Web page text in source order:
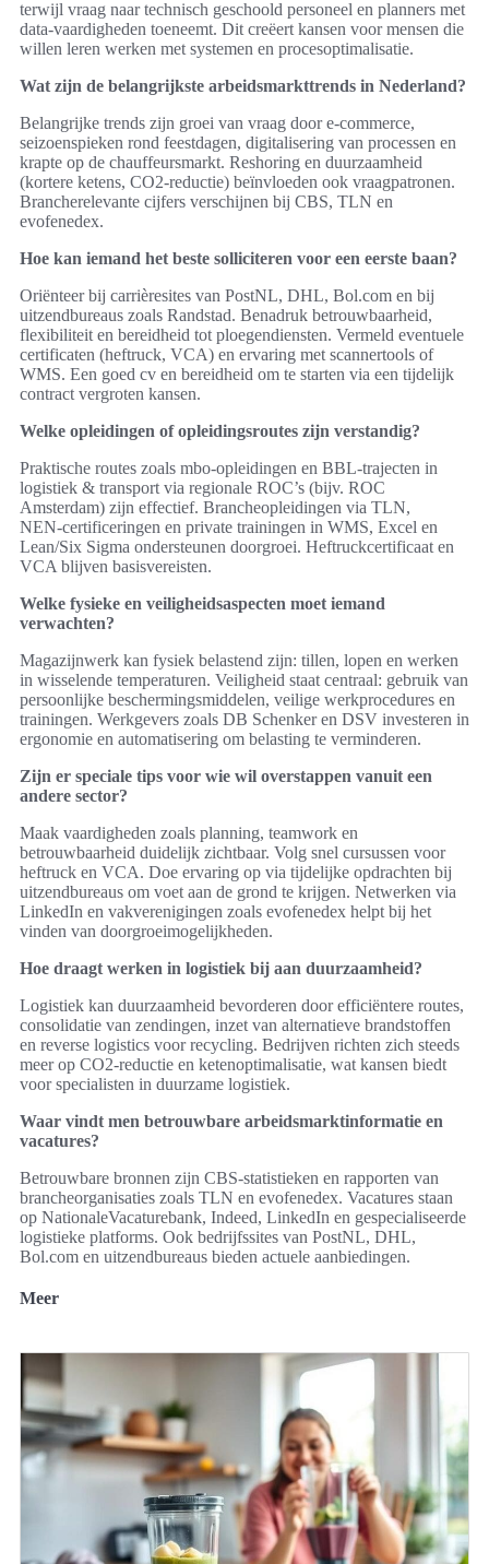
terwijl vraag naar technisch geschoold personeel en planners met
data‑vaardigheden toeneemt. Dit creëert kansen voor mensen die
willen leren werken met systemen en procesoptimalisatie.
Wat zijn de belangrijkste arbeidsmarkttrends in Nederland?
Belangrijke trends zijn groei van vraag door e‑commerce,
seizoenspieken rond feestdagen, digitalisering van processen en
krapte op de chauffeursmarkt. Reshoring en duurzaamheid
(kortere ketens, CO2‑reductie) beïnvloeden ook vraagpatronen.
Brancherelevante cijfers verschijnen bij CBS, TLN en
evofenedex.
Hoe kan iemand het beste solliciteren voor een eerste baan?
Oriënteer bij carrièresites van PostNL, DHL, Bol.com en bij
uitzendbureaus zoals Randstad. Benadruk betrouwbaarheid,
flexibiliteit en bereidheid tot ploegendiensten. Vermeld eventuele
certificaten (heftruck, VCA) en ervaring met scannertools of
WMS. Een goed cv en bereidheid om te starten via een tijdelijk
contract vergroten kansen.
Welke opleidingen of opleidingsroutes zijn verstandig?
Praktische routes zoals mbo‑opleidingen en BBL‑trajecten in
logistiek & transport via regionale ROC’s (bijv. ROC
Amsterdam) zijn effectief. Brancheopleidingen via TLN,
NEN‑certificeringen en private trainingen in WMS, Excel en
Lean/Six Sigma ondersteunen doorgroei. Heftruckcertificaat en
VCA blijven basisvereisten.
Welke fysieke en veiligheidsaspecten moet iemand
verwachten?
Magazijnwerk kan fysiek belastend zijn: tillen, lopen en werken
in wisselende temperaturen. Veiligheid staat centraal: gebruik van
persoonlijke beschermingsmiddelen, veilige werkprocedures en
trainingen. Werkgevers zoals DB Schenker en DSV investeren in
ergonomie en automatisering om belasting te verminderen.
Zijn er speciale tips voor wie wil overstappen vanuit een
andere sector?
Maak vaardigheden zoals planning, teamwork en
betrouwbaarheid duidelijk zichtbaar. Volg snel cursussen voor
heftruck en VCA. Doe ervaring op via tijdelijke opdrachten bij
uitzendbureaus om voet aan de grond te krijgen. Netwerken via
LinkedIn en vakverenigingen zoals evofenedex helpt bij het
vinden van doorgroeimogelijkheden.
Hoe draagt werken in logistiek bij aan duurzaamheid?
Logistiek kan duurzaamheid bevorderen door efficiëntere routes,
consolidatie van zendingen, inzet van alternatieve brandstoffen
en reverse logistics voor recycling. Bedrijven richten zich steeds
meer op CO2‑reductie en ketenoptimalisatie, wat kansen biedt
voor specialisten in duurzame logistiek.
Waar vindt men betrouwbare arbeidsmarktinformatie en
vacatures?
Betrouwbare bronnen zijn CBS‑statistieken en rapporten van
brancheorganisaties zoals TLN en evofenedex. Vacatures staan
op NationaleVacaturebank, Indeed, LinkedIn en gespecialiseerde
logistieke platforms. Ook bedrijfssites van PostNL, DHL,
Bol.com en uitzendbureaus bieden actuele aanbiedingen.
Meer